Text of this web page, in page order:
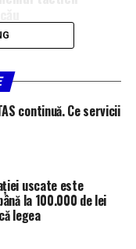
continuă. Ce servicii
uscate este
la 100.000 de lei
legea